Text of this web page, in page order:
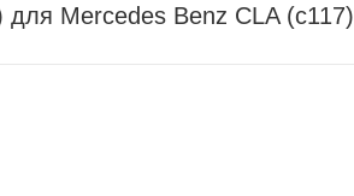
Mercedes Benz CLA (c117)